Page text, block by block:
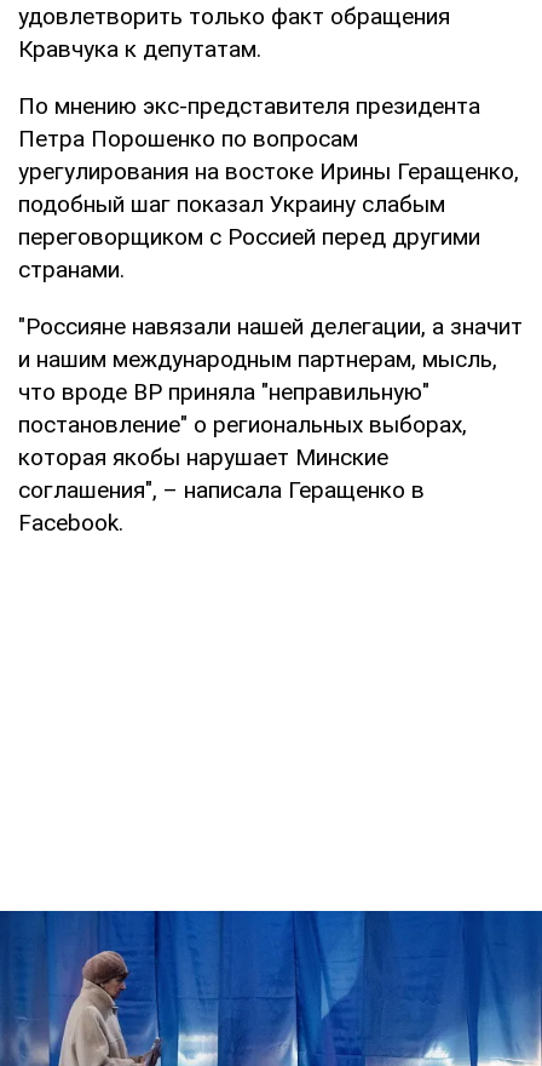
удовлетворить только факт обращения
Кравчука к депутатам.
По мнению экс-представителя президента
Петра Порошенко по вопросам
урегулирования на востоке Ирины Геращенко,
подобный шаг показал Украину слабым
переговорщиком с Россией перед другими
странами.
"Россияне навязали нашей делегации, а значит
и нашим международным партнерам, мысль,
что вроде ВР приняла "неправильную"
постановление" о региональных выборах,
которая якобы нарушает Минские
соглашения", – написала Геращенко в
Facebook.